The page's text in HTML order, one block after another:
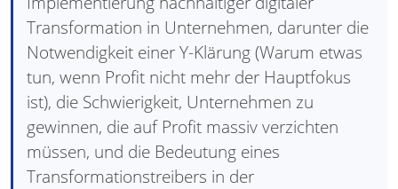
Transformation in Unternehmen, darunter die
Notwendigkeit einer Y-Klärung (Warum etwas
tun, wenn Profit nicht mehr der Hauptfokus
ist), die Schwierigkeit, Unternehmen zu
gewinnen, die auf Profit massiv verzichten
müssen, und die Bedeutung eines
Transformationstreibers in der